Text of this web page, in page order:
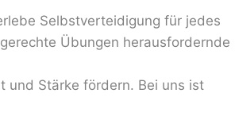
Selbstverteidigung für jedes
Übungen herausfordernde
und Stärke fördern. Bei uns ist